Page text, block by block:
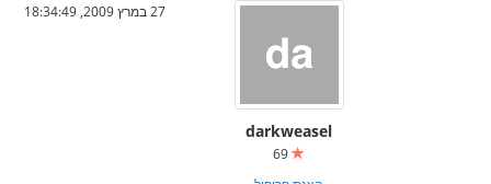
darkweasel
27 במרץ 2009, 18:34:49